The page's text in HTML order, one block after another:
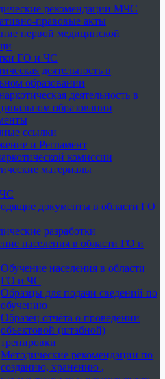
рекомендации МЧС
правовые акты
первой медицинской
ГО и ЧС
деятельность в
образовании
деятельность в
образовании
ссылки
и Регламент
комиссии
материалы
документы в области ГО
разработки
населения в области ГО и
Обучение населения в области
ГО и ЧС
Образцы для подачи сведений по
обучению
Образец отчёта о проведении
объектовой (штабной)
тренировки
Методические рекомендации по
созданию, хранению ,